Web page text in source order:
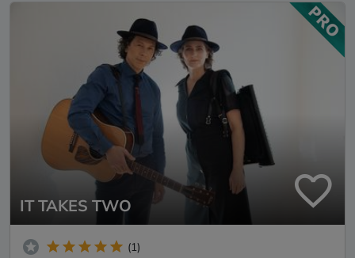
IT TAKES TWO
(1)